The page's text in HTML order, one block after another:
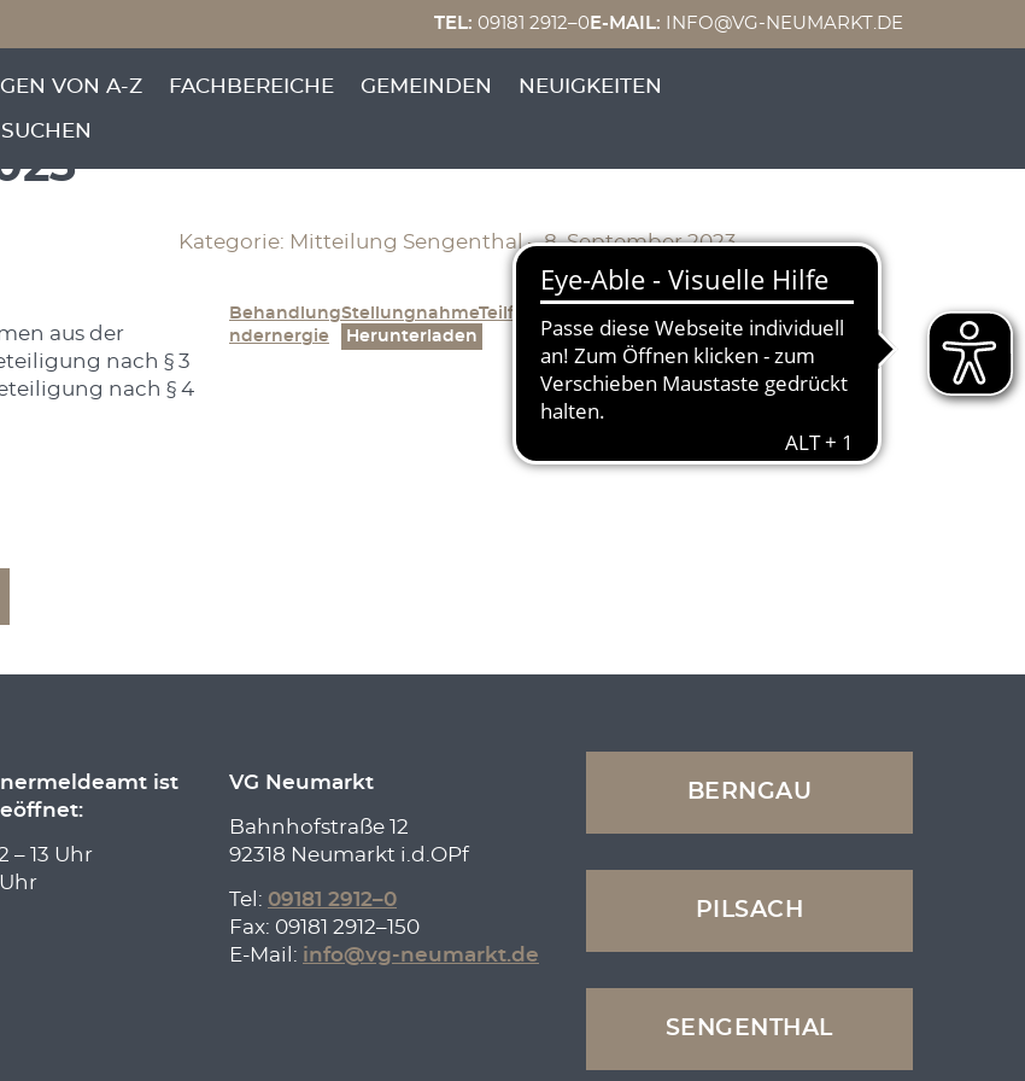
TEL: 09181 2912–0 E-MAIL: INFO@VG-NEUMARKT.DE
VON A-Z FACHBEREICHE GEMEINDEN NEUIGKEITEN
SUCHEN
Niederschrift über die 39.
Sengenthal
Kategorie: Mitteilung Sengenthal – 8. September 2023
aus der
nach § 3
nach § 4
BehandlungStellungnahmeTeilflaechennutzungsplanWi
ndernergie
Herunterladen
ist
– 13 Uhr
VG Neumarkt
Bahnhofstraße 12
92318 Neumarkt i.d.OPf
Tel: 09181 2912–0
Fax: 09181 2912–150
E-Mail: info@vg-neumarkt.de
BERNGAU
PILSACH
SENGENTHAL